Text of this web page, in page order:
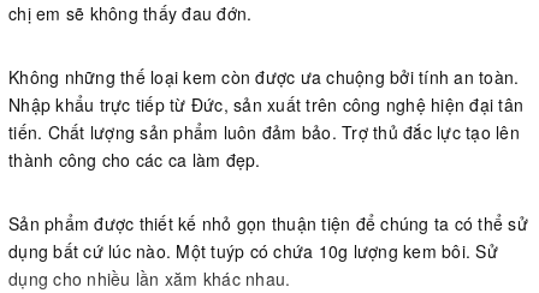
chị em sẽ không thấy đau đớn.
Không những thế loại kem còn được ưa chuộng bởi tính an toàn.
Nhập khẩu trực tiếp từ Đức, sản xuất trên công nghệ hiện đại tân
tiến. Chất lượng sản phẩm luôn đảm bảo. Trợ thủ đắc lực tạo lên
thành công cho các ca làm đẹp.
Sản phẩm được thiết kế nhỏ gọn thuận tiện để chúng ta có thể sử
dụng bất cứ lúc nào. Một tuýp có chứa 10g lượng kem bôi. Sử
dụng cho nhiều lần xăm khác nhau.